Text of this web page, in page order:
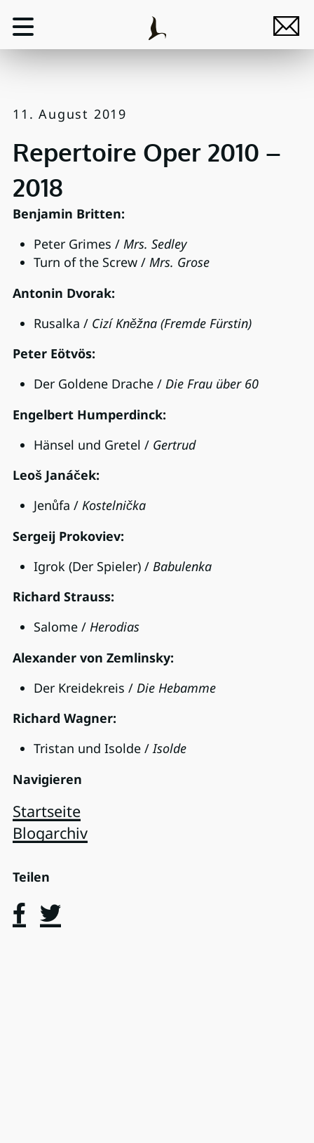
11. August 2019
Repertoire Oper 2010 –
2018
Benjamin Britten:
Peter Grimes / Mrs. Sedley
Turn of the Screw / Mrs. Grose
Antonin Dvorak:
Rusalka / Cizí Kněžna (Fremde Fürstin)
Peter Eötvös:
Der Goldene Drache / Die Frau über 60
Engelbert Humperdinck:
Hänsel und Gretel / Gertrud
Leoš Janáček:
Jenůfa / Kostelnička
Sergeij Prokoviev:
Igrok (Der Spieler) / Babulenka
Richard Strauss:
Salome / Herodias
Alexander von Zemlinsky:
Der Kreidekreis / Die Hebamme
Richard Wagner:
Tristan und Isolde /Isolde
Navigieren
Startseite
Blogarchiv
Teilen